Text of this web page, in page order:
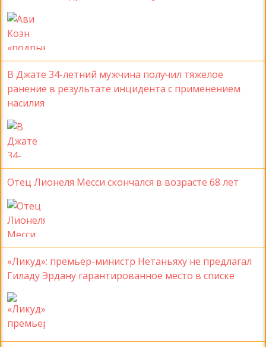
В Джате 34-летний мужчина получил тяжелое
ранение в результате инцидента с применением
насилия
Отец Лионеля Месси скончался в возрасте 68 лет
«Ликуд»: премьер-министр Нетаньяху не предлагал
Гиладу Эрдану гарантированное место в списке